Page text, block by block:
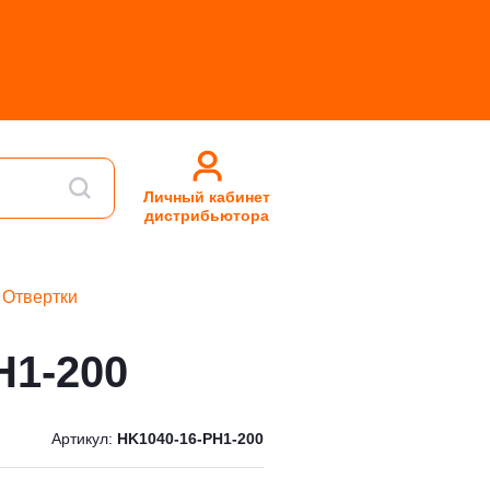
Личный кабинет
дистрибьютора
Отвертки
200
Артикул: HK1040-16-PH1-200